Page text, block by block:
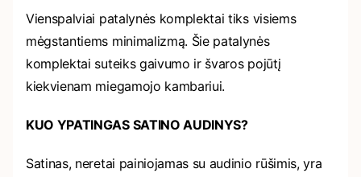
Vienspalviai patalynės komplektai tiks visiems
mėgstantiems minimalizmą. Šie patalynės
komplektai suteiks gaivumo ir švaros pojūtį
kiekvienam miegamojo kambariui.
KUO YPATINGAS SATINO AUDINYS?
Satinas, neretai painiojamas su audinio rūšimis, yra